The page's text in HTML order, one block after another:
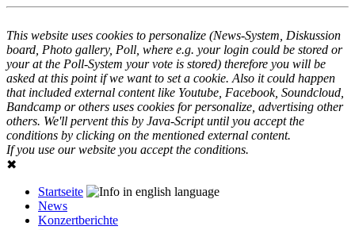
This website uses cookies to personalize (News-System, Diskussion
board, Photo gallery, Poll, where e.g. your login could be stored or
your at the Poll-System your vote is stored) therefore you will be
asked at this point if we want to set a cookie. Also it could happen
that included external content like Youtube, Facebook, Soundcloud,
Bandcamp or others uses cookies for personalize, advertising other
others. We'll pervent this by Java-Script until you accept the
conditions by clicking on the mentioned external content.
If you use our website you accept the conditions.
✖
Startseite
News
Konzertberichte